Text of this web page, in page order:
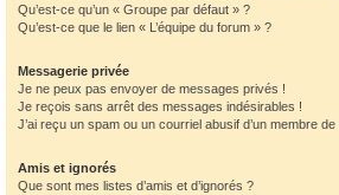
Qu’est-ce qu’un « Groupe par défaut » ?
Qu’est-ce que le lien « L’équipe du forum » ?
Messagerie privée
Je ne peux pas envoyer de messages privés !
Je reçois sans arrêt des messages indésirables !
J’ai reçu un spam ou un courriel abusif d’un membre
Amis et ignorés
Que sont mes listes d’amis et d’ignorés ?